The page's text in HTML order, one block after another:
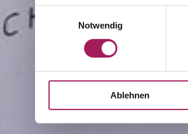
Einwilligungsauswahl
Notwendig
Ablehnen